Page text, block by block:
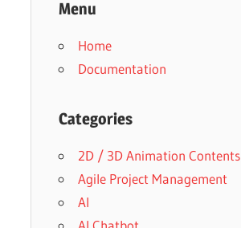
Menu
Home
Documentation
Categories
2D / 3D Animation Contents
Agile Project Management
AI